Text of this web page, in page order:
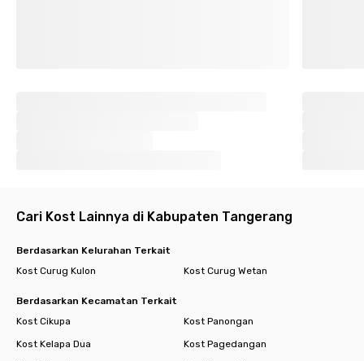
Cari Kost Lainnya di Kabupaten Tangerang
Berdasarkan Kelurahan Terkait
Kost Curug Kulon
Kost Curug Wetan
Berdasarkan Kecamatan Terkait
Kost Cikupa
Kost Panongan
Kost Kelapa Dua
Kost Pagedangan